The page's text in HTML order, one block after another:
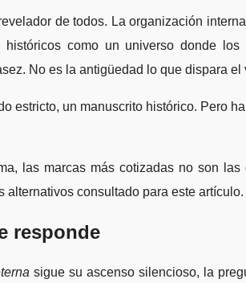
de todos. La organización
históricos como un universo donde
No es la antigüedad lo que dispara
estricto, un manuscrito histórico. Pero
las marcas más cotizadas no son
consultado para este
responde
sigue su ascenso silencioso, la